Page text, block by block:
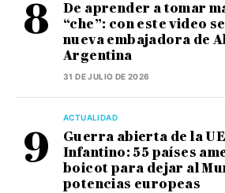
De aprender a tomar
“che”: con este video
nueva embajadora de
Argentina
31 DE JULIO DE 2026
ACTUALIDAD
Guerra abierta de la
Infantino: 55 países
boicot para dejar al
potencias europeas